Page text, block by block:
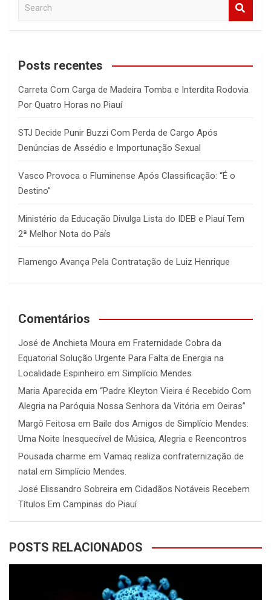
a
c
Posts recentes
Carreta Com Carga de Madeira Tomba e Interdita Rodovia
Por Quatro Horas no Piauí
STJ Decide Punir Buzzi Com Perda de Cargo Após
Denúncias de Assédio e Importunação Sexual
Vasco Provoca o Fluminense Após Classificação: “É o
Destino”
Ministério da Educação Divulga Lista do IDEB e Piauí Tem
2ª Melhor Nota do País
Flamengo Avança Pela Contratação de Luiz Henrique
Comentários
José de Anchieta Moura em Fraternidade Cobra da
Equatorial Solução Urgente Para Falta de Energia na
Localidade Espinheiro em Simplício Mendes
Maria Aparecida em “Padre Kleyton Vieira é Recebido Com
Alegria na Paróquia Nossa Senhora da Vitória em Oeiras”
Margô Feitosa em Baile dos Amigos de Simplício Mendes:
Uma Noite Inesquecível de Música, Alegria e Reencontros
Pousada charme em Vamaq realiza confraternização de
natal em Simplício Mendes.
José Elissandro Sobreira em Cidadãos Notáveis Recebem
Títulos Em Campinas do Piauí
POSTS RELACIONADOS